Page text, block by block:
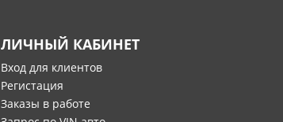
ЛИЧНЫЙ КАБИНЕТ
Вход для клиентов
Регистация
Заказы в работе